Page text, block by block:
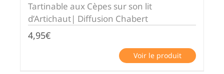
Tartinable aux Cèpes sur son lit
d’Artichaut| Diffusion Chabert
4,95€
Voir le produit